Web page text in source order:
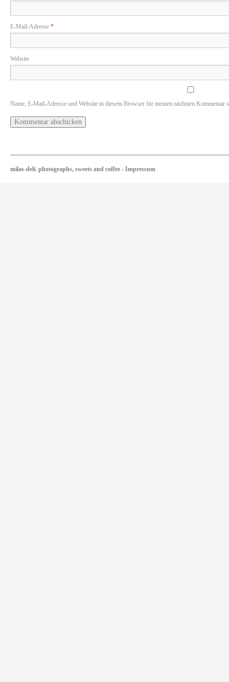
E-Mail-Adresse *
Website
Name, E-Mail-Adresse und Website in diesem Browser für meinen nächsten Kommentar
milas-deli. photographs, sweets and coffee - Impressum